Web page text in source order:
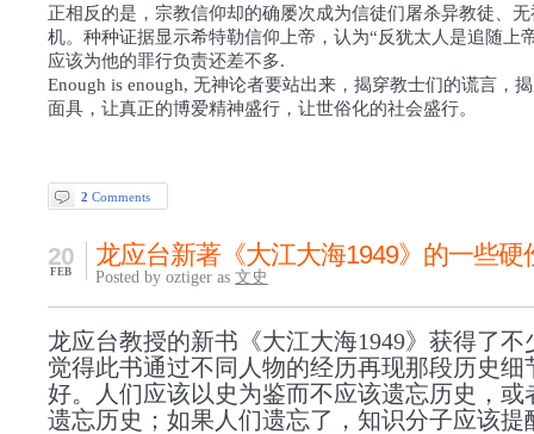
正相反的是，宗教信仰却的确屡次成为信徒们屠杀异教徒、
机。种种证据显示希特勒信仰上帝，认为“反犹太人是追随上
应该为他的罪行负责还差不多.
Enough is enough, 无神论者要站出来，揭穿教士们的谎言，
面具，让真正的博爱精神盛行，让世俗化的社会盛行。
2 Comments
龙应台新著《大江大海1949》的一些硬
20
FEB Posted by oztiger as 文史
龙应台教授的新书《大江大海1949》获得了不
觉得此书通过不同人物的经历再现那段历史细
好。人们应该以史为鉴而不应该遗忘历史，或
遗忘历史；如果人们遗忘了，知识分子应该提